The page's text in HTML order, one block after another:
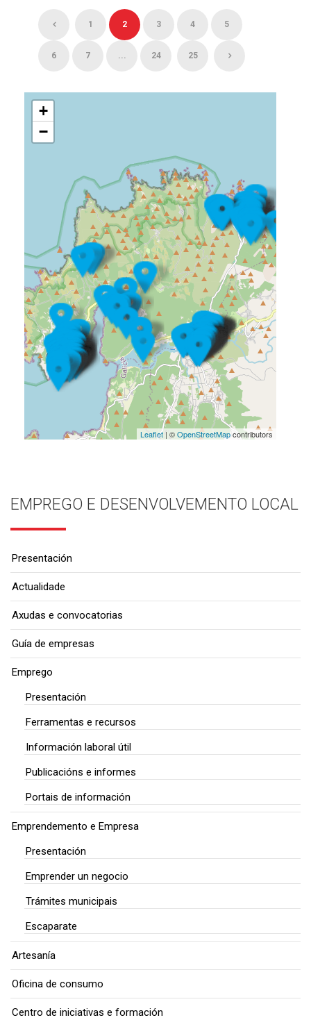
1 2 3 4 5
6 7 ... 24 25
+
−
Leaflet| ©OpenStreetMapcontributors
EMPREGO E DESENVOLVEMENTO LOCAL
Presentación
Actualidade
Axudas e convocatorias
Guía de empresas
Emprego
Presentación
Ferramentas e recursos
Información laboral útil
Publicacións e informes
Portais de información
Emprendemento e Empresa
Presentación
Emprender un negocio
Trámites municipais
Escaparate
Artesanía
Oficina de consumo
Centro de iniciativas e formación